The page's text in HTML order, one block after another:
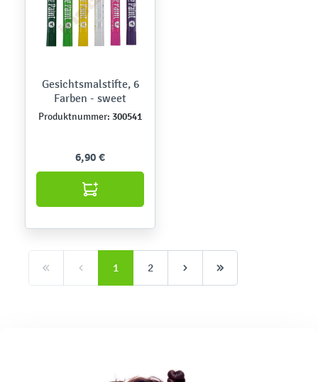
Gesichtsmalstifte, 6
Farben - sweet
Produktnummer: 300541
6,90 €
1 2